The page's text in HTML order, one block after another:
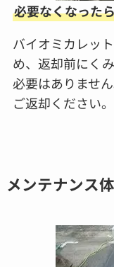
必要なくなった
バイオミカレッ
め、返却前にく
必要はありませ
ご返却ください。
メンテナンス